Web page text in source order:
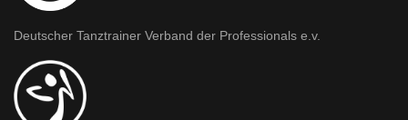
Deutscher Tanztrainer Verband der Professionals e.v.